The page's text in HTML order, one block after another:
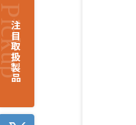
注目取扱製品